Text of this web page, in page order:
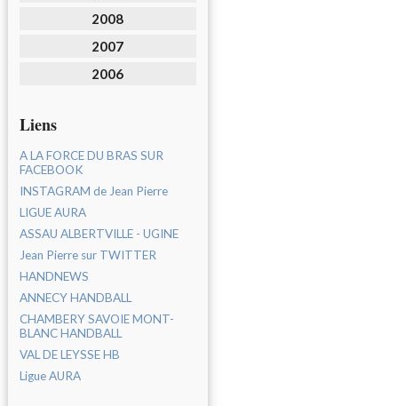
2008
2007
2006
Liens
A LA FORCE DU BRAS SUR
FACEBOOK
INSTAGRAM de Jean Pierre
LIGUE AURA
ASSAU ALBERTVILLE - UGINE
Jean Pierre sur TWITTER
HANDNEWS
ANNECY HANDBALL
CHAMBERY SAVOIE MONT-
BLANC HANDBALL
VAL DE LEYSSE HB
Ligue AURA